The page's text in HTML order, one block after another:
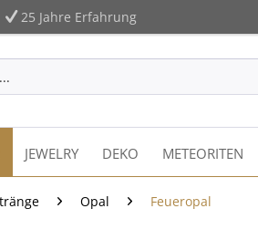
25 Jahre Erfahrung
JEWELRY DEKO METEORITEN
Opal Feueropal